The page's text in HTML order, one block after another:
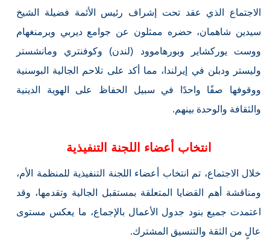
الاجتماع الذي عقد تحت إشراف رئيس الأئمة فضيلة الشيخ
سيدين شاهمان، حضره ممثلون عن جوامع ديربي وبرمنغهام
ووست يوركشاير وبورهاموود (لندن) وكوفنتري ومانشستر
وليستر ودبلن في إيرلندا، مما أكد على تلاحم الجالية البوسنية
ووقوفها صفًا واحدًا في سبيل الحفاظ على الهوية الدينية
والثقافة والوحدة بينهم.
انتخاب أعضاء اللجنة التنفيذية
خلال الاجتماع، تم انتخاب أعضاء اللجنة التنفيذية للمنظمة الأم،
ومناقشة أهم القضايا المتعلقة بمستقبل الجالية وتقدمها، وقد
اعتمدت جميع بنود جدول الأعمال بالإجماع، ما يعكس مستوى
عالٍ من الثقة والتنسيق المشترك.